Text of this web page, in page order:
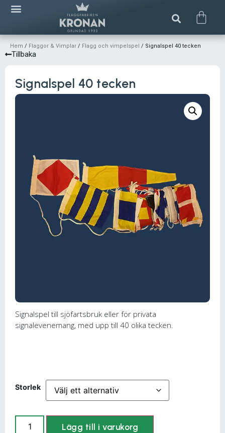
Hem / Flaggor & Vimplar / Flagg och vimpelspel / Signalspel 40 tecken
Tillbaka
Signalspel 40 tecken
Signalspel till sjöfartsbruk eller för privata
signalevenemang, med upp till 40 olika tecken.
Storlek
Lägg till i varukorg